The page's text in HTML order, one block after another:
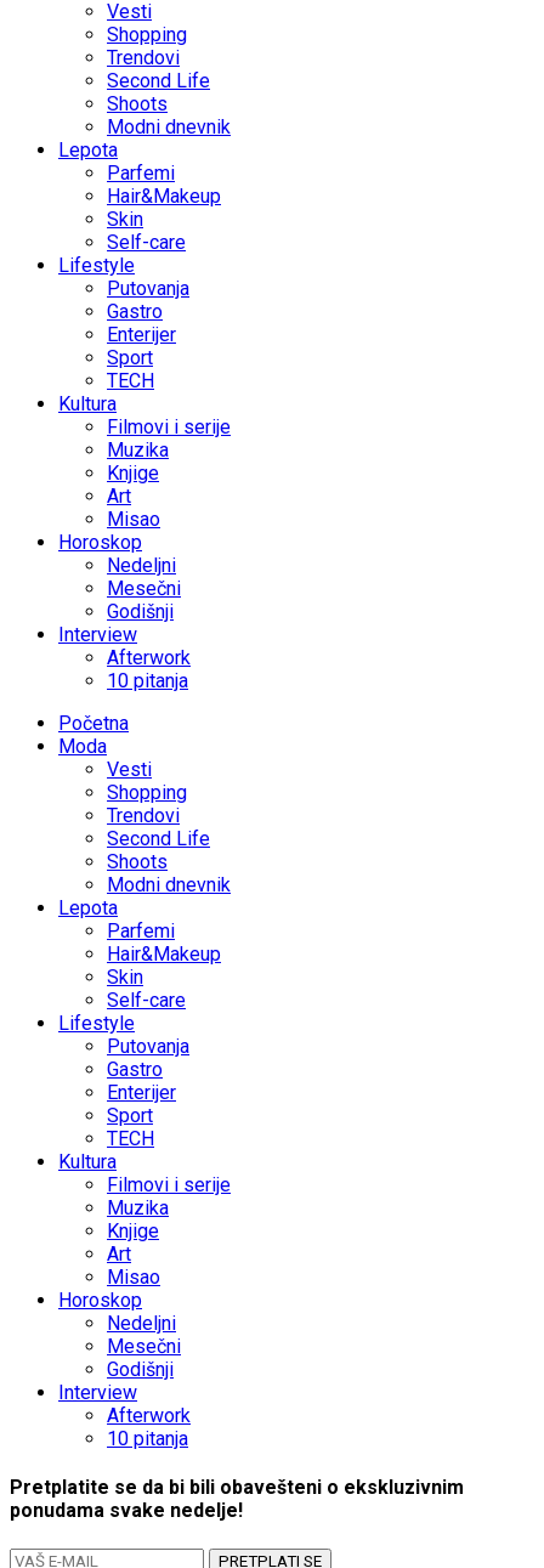
Vesti
Shopping
Trendovi
Second Life
Shoots
Modni dnevnik
Lepota
Parfemi
Hair&Makeup
Skin
Self-care
Lifestyle
Putovanja
Gastro
Enterijer
Sport
TECH
Kultura
Filmovi i serije
Muzika
Knjige
Art
Misao
Horoskop
Nedeljni
Mesečni
Godišnji
Interview
Afterwork
10 pitanja
Početna
Moda
Vesti
Shopping
Trendovi
Second Life
Shoots
Modni dnevnik
Lepota
Parfemi
Hair&Makeup
Skin
Self-care
Lifestyle
Putovanja
Gastro
Enterijer
Sport
TECH
Kultura
Filmovi i serije
Muzika
Knjige
Art
Misao
Horoskop
Nedeljni
Mesečni
Godišnji
Interview
Afterwork
10 pitanja
Pretplatite se da bi bili obavešteni o ekskluzivnim
ponudama svake nedelje!
PRETPLATI SE